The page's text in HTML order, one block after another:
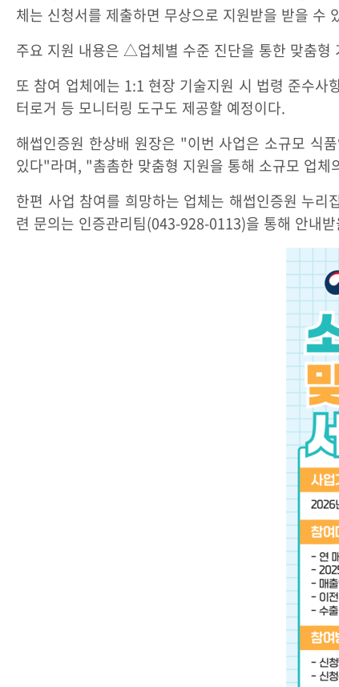
체는 신청서를 제출하면 무상으로 지원받을 받을 수
주요 지원 내용은 △업체별 수준 진단을 통한 맞춤
또 참여 업체에는 1:1 현장 기술지원 시 법령 준수
터로거 등 모니터링 도구도 제공할 예정이다.
해썹인증원 한상배 원장은 "이번 사업은 소규모 식
있다"라며, "촘촘한 맞춤형 지원을 통해 소규모 업
한편 사업 참여를 희망하는 업체는 해썹인증원 누
련 문의는 인증관리팀(043-928-0113)을 통해 안내